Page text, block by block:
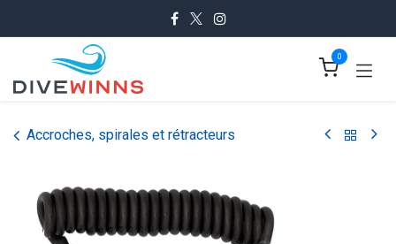
0
Accroches, spirales et rétracteurs